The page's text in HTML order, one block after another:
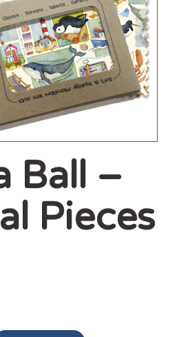
Ball –
Pieces